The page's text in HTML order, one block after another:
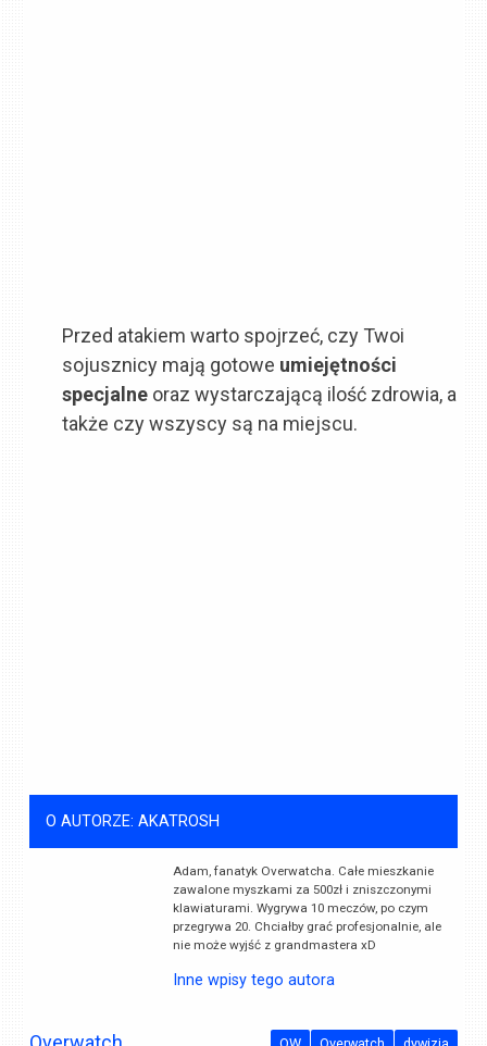
Przed atakiem warto spojrzeć, czy Twoi
sojusznicy mają gotowe umiejętności
specjalne oraz wystarczającą ilość zdrowia, a
także czy wszyscy są na miejscu.
O AUTORZE: AKATROSH
Adam, fanatyk Overwatcha. Całe mieszkanie
zawalone myszkami za 500zł i zniszczonymi
klawiaturami. Wygrywa 10 meczów, po czym
przegrywa 20. Chciałby grać profesjonalnie, ale
nie może wyjść z grandmastera xD
Inne wpisy tego autora